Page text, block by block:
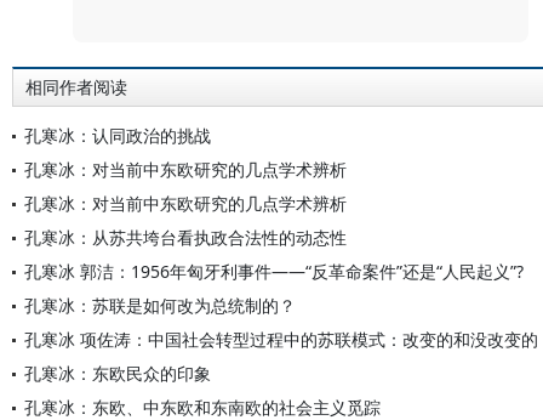
相同作者阅读
孔寒冰：认同政治的挑战
孔寒冰：对当前中东欧研究的几点学术辨析
孔寒冰：对当前中东欧研究的几点学术辨析
孔寒冰：从苏共垮台看执政合法性的动态性
孔寒冰 郭洁：1956年匈牙利事件——“反革命案件”还是“人民起义”?
孔寒冰：苏联是如何改为总统制的？
孔寒冰 项佐涛：中国社会转型过程中的苏联模式：改变的和没改变的
孔寒冰：东欧民众的印象
孔寒冰：东欧、中东欧和东南欧的社会主义觅踪